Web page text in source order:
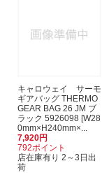
キャロウェイ サーモ
ギアバッグ THERMO
GEAR BAG 26 JM ブ
ラック 5926098 [W28
0mm×H240mm×...
7,920円
792ポイント
店在庫有り 2～3日出
荷